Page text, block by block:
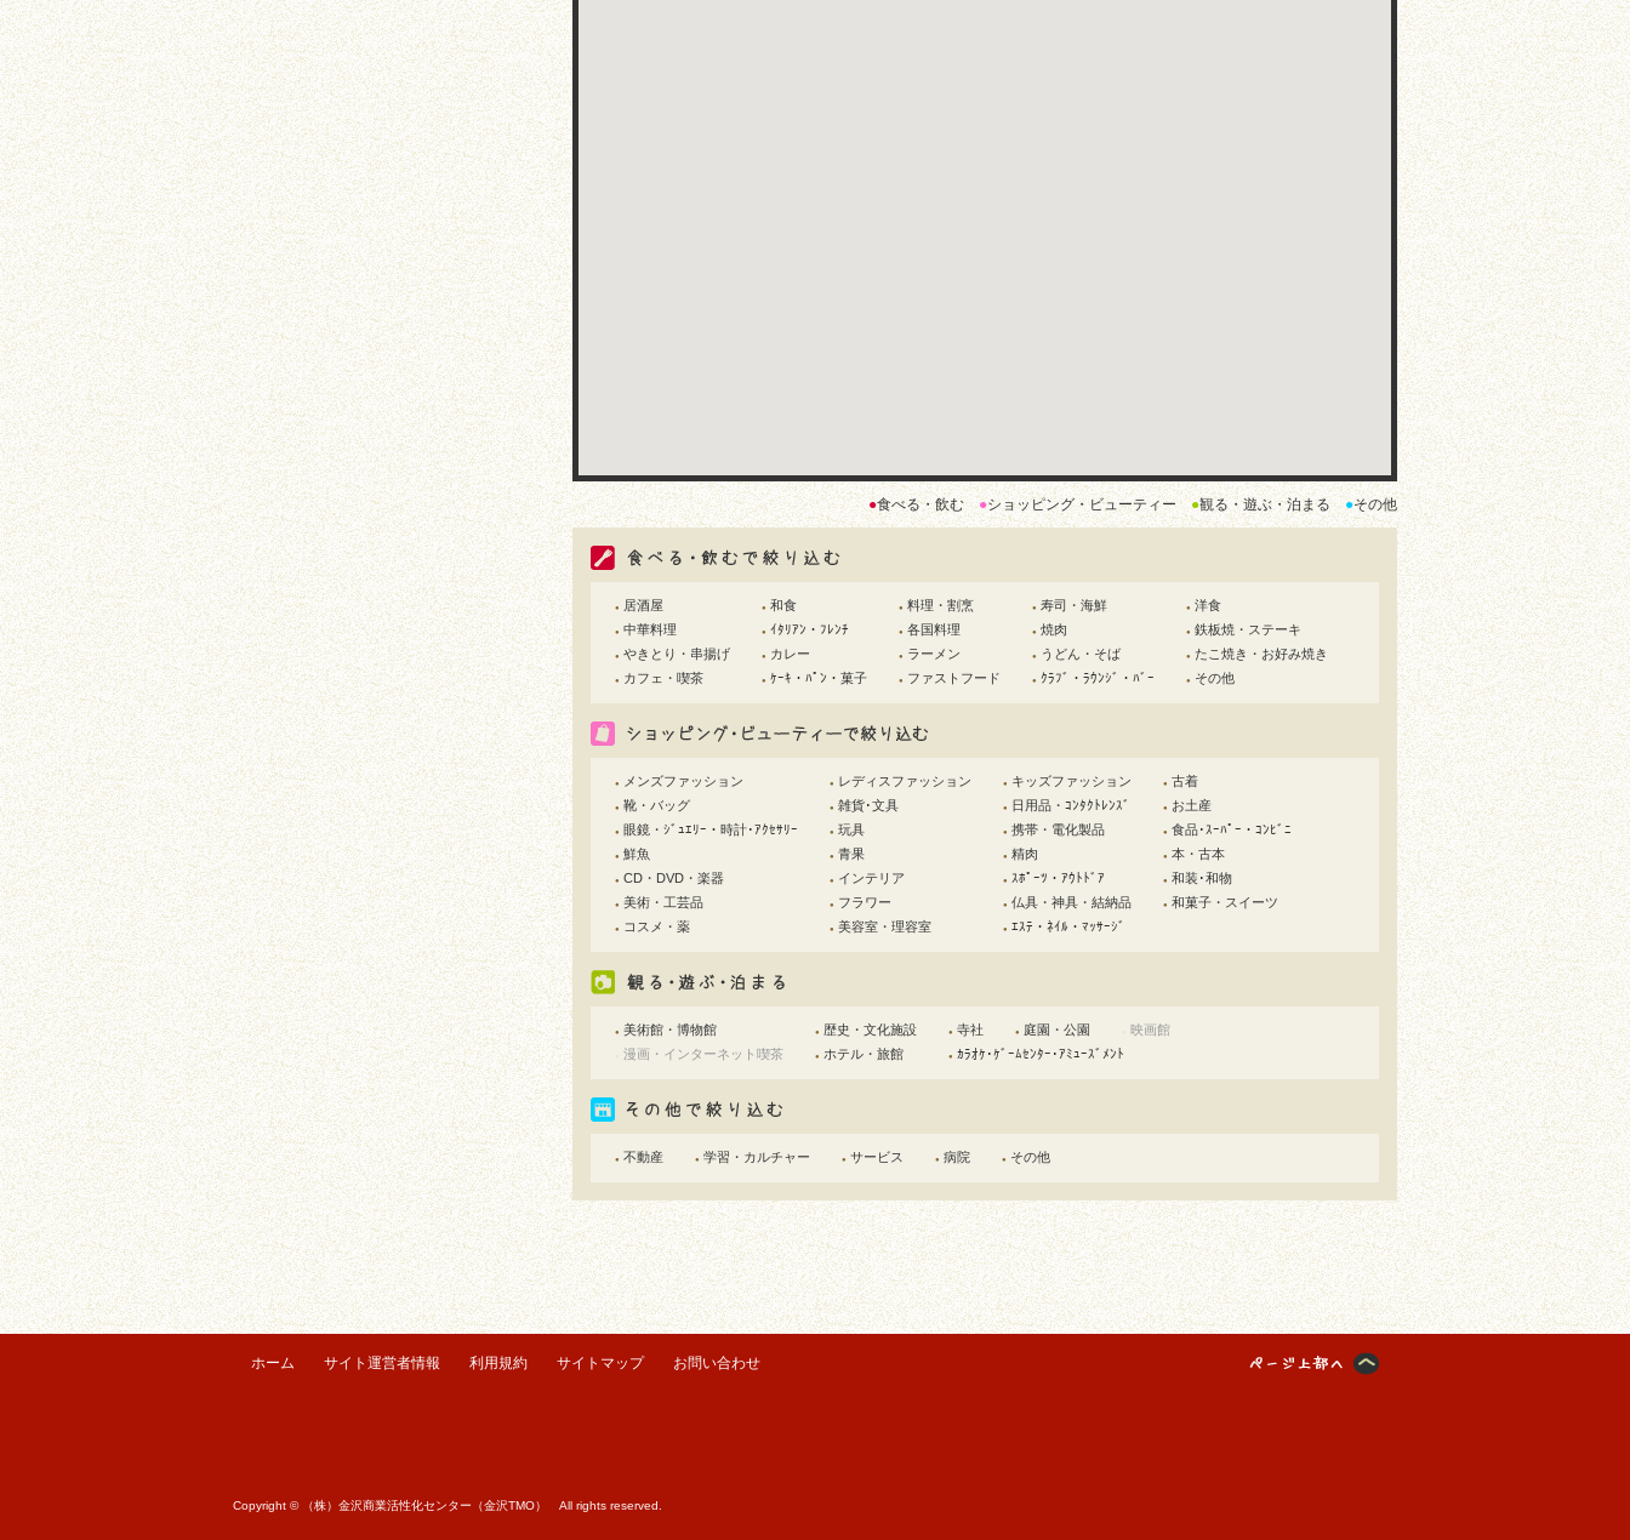
●食べる・飲む●ショッピング・ビューティー●観る・遊ぶ・泊まる●その他
● 居酒屋
● 中華料理
● やきとり・串揚げ
● カフェ・喫茶
● 和食
● ｲﾀﾘｱﾝ・ﾌﾚﾝﾁ
● カレー
● ｹｰｷ・ﾊﾟﾝ・菓子
● 料理・割烹
● 各国料理
● ラーメン
● ファストフード
● 寿司・海鮮
● 焼肉
● うどん・そば
● ｸﾗﾌﾞ・ﾗｳﾝｼﾞ・ﾊﾞｰ
● 洋食
● 鉄板焼・ステーキ
● たこ焼き・お好み焼き
● その他
● メンズファッション
● 靴・バッグ
● 眼鏡・ｼﾞｭｴﾘｰ・時計･ｱｸｾｻﾘｰ
● 鮮魚
● CD・DVD・楽器
● 美術・工芸品
● コスメ・薬
● レディスファッション
● 雑貨･文具
● 玩具
● 青果
● インテリア
● フラワー
● 美容室・理容室
● キッズファッション
● 日用品・ｺﾝﾀｸﾄﾚﾝｽﾞ
● 携帯・電化製品
● 精肉
● ｽﾎﾟｰﾂ・ｱｳﾄﾄﾞｱ
● 仏具・神具・結納品
● ｴｽﾃ・ﾈｲﾙ・ﾏｯｻｰｼﾞ
● 古着
● お土産
● 食品･ｽｰﾊﾟｰ・ｺﾝﾋﾞﾆ
● 本・古本
● 和装･和物
● 和菓子・スイーツ
● 美術館・博物館
漫画・インターネット喫茶
● 歴史・文化施設
● ホテル・旅館
● 寺社 ● 庭園・公園 映画館
● ｶﾗｵｹ･ｹﾞｰﾑｾﾝﾀｰ･ｱﾐｭｰｽﾞﾒﾝﾄ
● 不動産 ● 学習・カルチャー ● サービス ● 病院 ● その他
ホーム サイト運営者情報 利用規約 サイトマップ お問い合わせ
Copyright © （株）金沢商業活性化センター（金沢TMO） All rights reserved.